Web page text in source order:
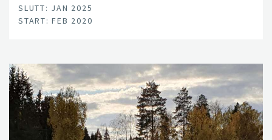
SLUTT: JAN 2025
START: FEB 2020